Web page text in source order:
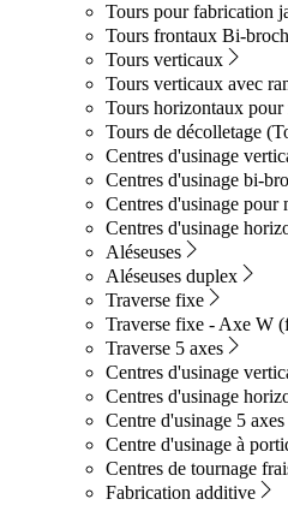
Tours pour fabrication
Tours frontaux Bi-
Tours verticaux
Tours verticaux avec
Tours horizontaux
Tours de décolletage
Centres d'usinage
Centres d'usinage bi-
Centres d'usinage pour
Centres d'usinage
Aléseuses
Aléseuses duplex
Traverse fixe
Traverse fixe - Axe W
Traverse 5 axes
Centres d'usinage
Centres d'usinage
Centre d'usinage 5
Centre d'usinage à
Centres de tournage
Fabrication additive